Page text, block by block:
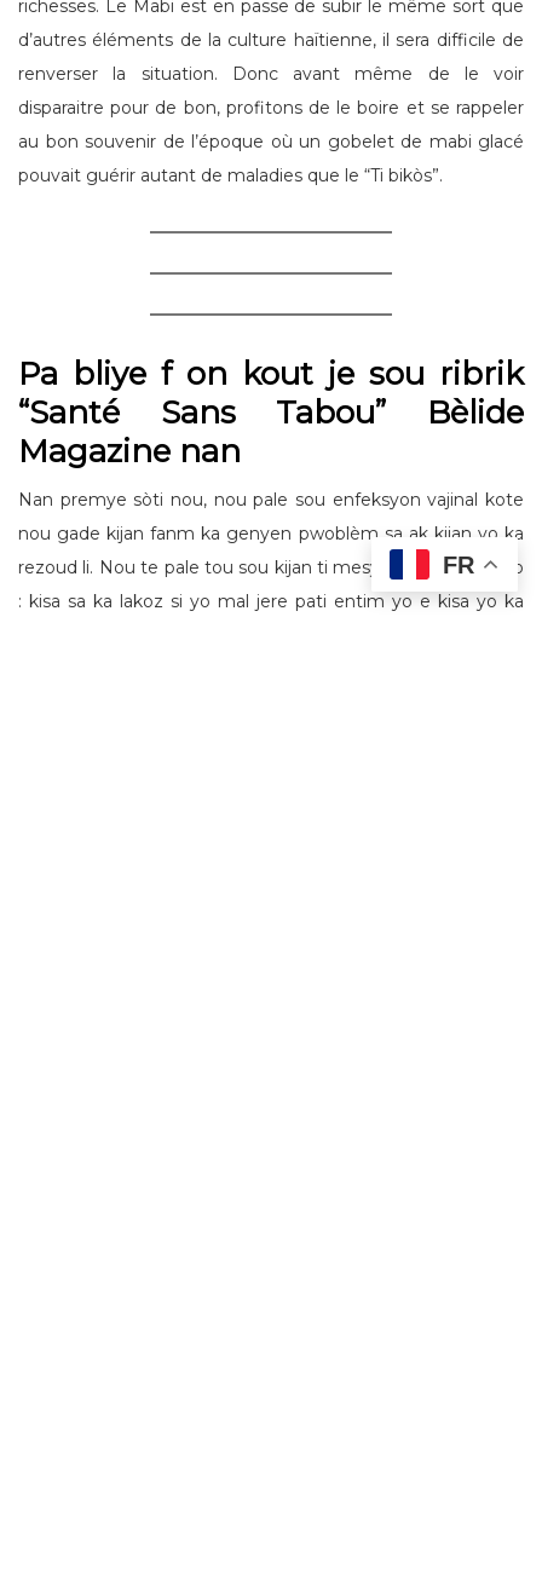
richesses. Le Mabi est en passe de subir le même sort que
d’autres éléments de la culture haïtienne, il sera difficile de
renverser la situation. Donc avant même de le voir
disparaitre pour de bon, profitons de le boire et se rappeler
au bon souvenir de l’époque où un gobelet de mabi glacé
pouvait guérir autant de maladies que le “Ti bikòs”.
Pa bliye f on kout je sou ribrik
“Santé Sans Tabou” Bèlide
Magazine nan
Nan premye sòti nou, nou pale sou enfeksyon vajinal kote
nou gade kijan fanm ka genyen pwoblèm sa ak kijan yo ka
rezoud li. Nou te pale tou sou kijan ti mesye yo jere ijyèn yo
: kisa sa ka lakoz si yo mal jere pati entim yo e kisa yo ka
FR